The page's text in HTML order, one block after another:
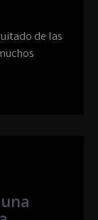
de las